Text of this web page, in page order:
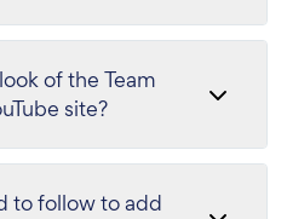
of the Team
site?
to follow to add